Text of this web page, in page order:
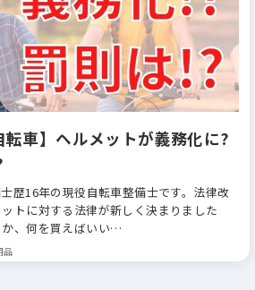
転車】ヘルメットが義務化に?
歴16年の現役自転車整備士です。法律改
トに対する法律が新しく決まりました
、何を買えばいい…
品